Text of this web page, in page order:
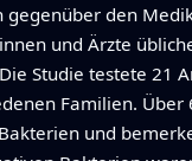
gegenüber den
und Ärzte
Studie testete 21
Familien. Über
und